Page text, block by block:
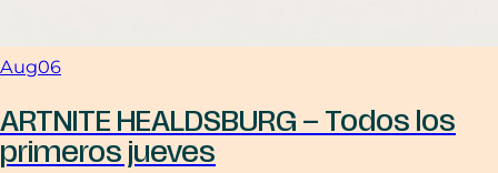
Aug06
ARTNITE HEALDSBURG – Todos los
primeros jueves